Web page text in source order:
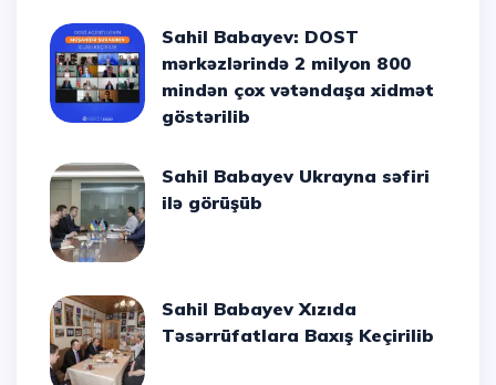
Sahil Babayev: DOST
mərkəzlərində 2 milyon 800
mindən çox vətəndaşa xidmət
göstərilib
Sahil Babayev Ukrayna səfiri
ilə görüşüb
Sahil Babayev Xızıda
Təsərrüfatlara Baxış Keçirilib